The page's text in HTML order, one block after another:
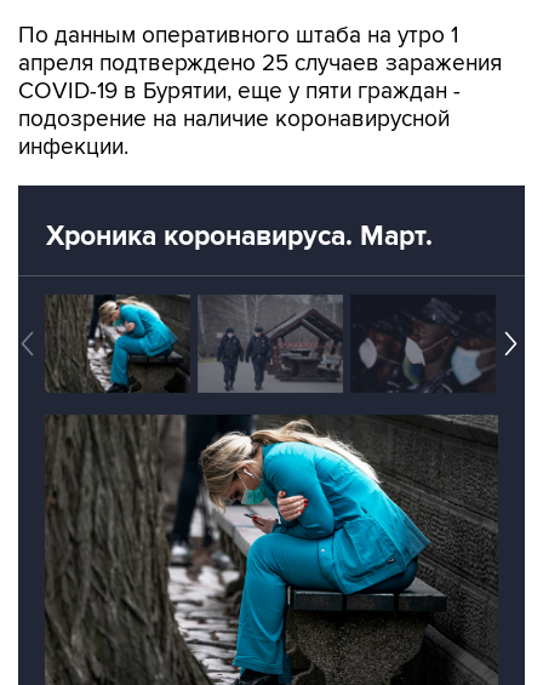
COVID-19 в Бурятии, еще у пяти граждан -
подозрение на наличие коронавирусной
инфекции.
Хроника коронавируса. Март.